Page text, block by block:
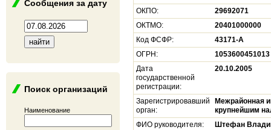
Сообщения за дату
Поиск организаций
Наименование
ОКПО:
29692071
ОКТМО:
20401000000
Код ФСФР:
43171-А
ОГРН:
1053600451013
Дата
государственной
регистрации:
20.10.2005
Зарегистрировавший
орган:
Межрайонная
крупнейшим
ФИО руководителя:
Штефан